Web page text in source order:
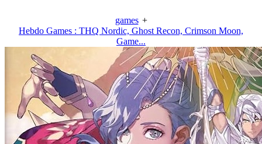
games +
Hebdo Games : THQ Nordic, Ghost Recon, Crimson Moon,
Game...